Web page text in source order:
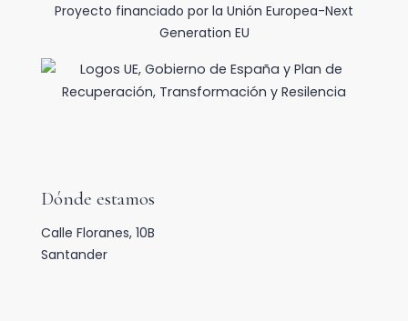
Proyecto financiado por la Unión Europea-Next
Generation EU
Dónde estamos
Calle Floranes, 10B
Santander